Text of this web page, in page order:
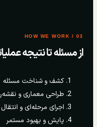
03 / HOW WE WORK
از مسئله تا نتیجه
کشف و شناخت مسئله
طراحی معماری و
اجرای مرحله‌ای و
پایش و بهبود مستمر